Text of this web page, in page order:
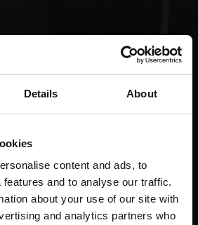
Details About
content and ads, to
and to analyse our traffic.
about your use of our site with
and analytics partners who